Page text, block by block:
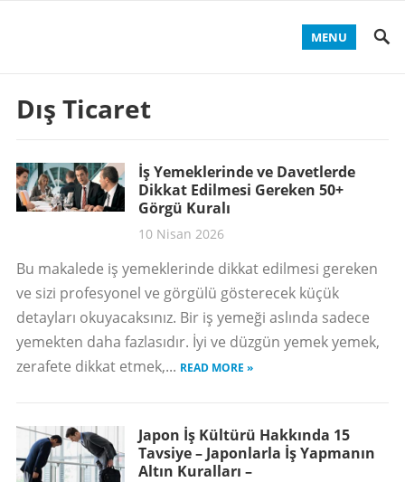
MENU
Dış Ticaret
İş Yemeklerinde ve Davetlerde
Dikkat Edilmesi Gereken 50+
Görgü Kuralı
10 Nisan 2026
Bu makalede iş yemeklerinde dikkat edilmesi gereken
ve sizi profesyonel ve görgülü gösterecek küçük
detayları okuyacaksınız. Bir iş yemeği aslında sadece
yemekten daha fazlasıdır. İyi ve düzgün yemek yemek,
zerafete dikkat etmek,... READ MORE »
Japon İş Kültürü Hakkında 15
Tavsiye – Japonlarla İş Yapmanın
Altın Kuralları –